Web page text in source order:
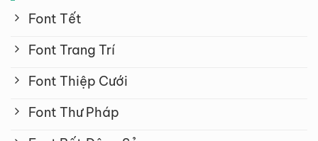
Font Tết
Font Trang Trí
Font Thiệp Cưới
Font Thư Pháp